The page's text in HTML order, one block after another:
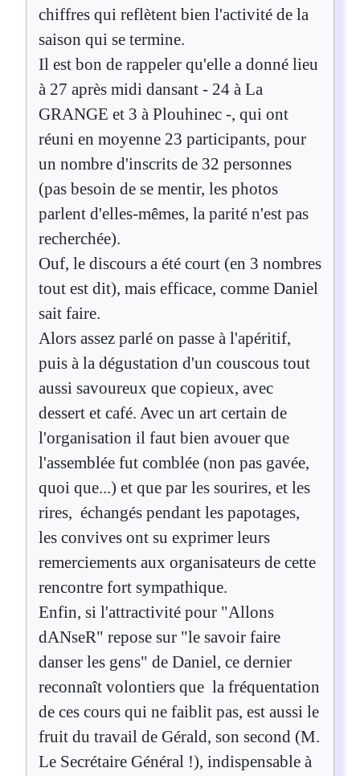
chiffres qui reflètent bien l'activité de la
saison qui se termine.
Il est bon de rappeler qu'elle a donné lieu
à 27 après midi dansant - 24 à La
GRANGE et 3 à Plouhinec -, qui ont
réuni en moyenne 23 participants, pour
un nombre d'inscrits de 32 personnes
(pas besoin de se mentir, les photos
parlent d'elles-mêmes, la parité n'est pas
recherchée).
Ouf, le discours a été court (en 3 nombres
tout est dit), mais efficace, comme Daniel
sait faire.
Alors assez parlé on passe à l'apéritif,
puis à la dégustation d'un couscous tout
aussi savoureux que copieux, avec
dessert et café. Avec un art certain de
l'organisation il faut bien avouer que
l'assemblée fut comblée (non pas gavée,
quoi que...) et que par les sourires, et les
rires, échangés pendant les papotages,
les convives ont su exprimer leurs
remerciements aux organisateurs de cette
rencontre fort sympathique.
Enfin, si l'attractivité pour "Allons
dANseR" repose sur "le savoir faire
danser les gens" de Daniel, ce dernier
reconnaît volontiers que la fréquentation
de ces cours qui ne faiblit pas, est aussi le
fruit du travail de Gérald, son second (M.
Le Secrétaire Général !), indispensable à